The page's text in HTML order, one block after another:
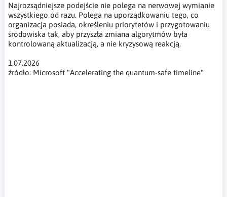
Najrozsądniejsze podejście nie polega na nerwowej wymianie
wszystkiego od razu. Polega na uporządkowaniu tego, co
organizacja posiada, określeniu priorytetów i przygotowaniu
środowiska tak, aby przyszła zmiana algorytmów była
kontrolowaną aktualizacją, a nie kryzysową reakcją.
1.07.2026
źródło: Microsoft "Accelerating the quantum-safe timeline"